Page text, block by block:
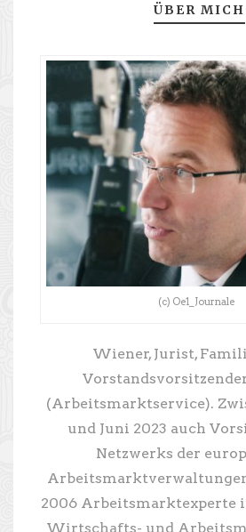
ÜBER MICH
(c) Oe1_Journale
Wiener, Jurist,
(Arbeitsmarktservice).
und Juni 2023 auch
Netzwerks der
2006 Arbeitsmarktexperte
Wirtschafts- und